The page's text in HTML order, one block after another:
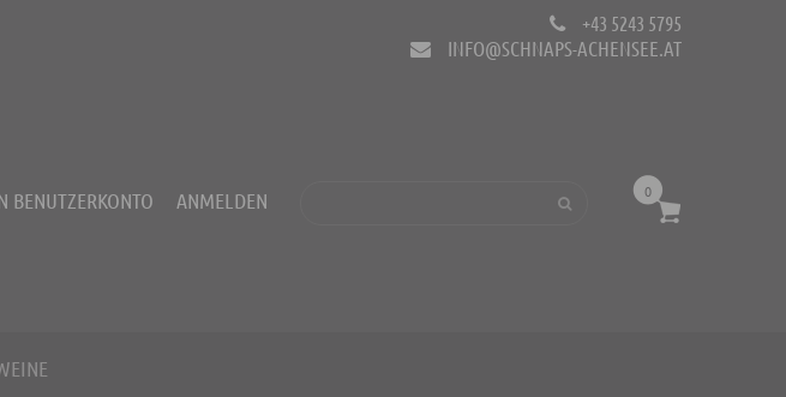
+43 5243 5795
INFO@SCHNAPS-ACHENSEE.AT
0
BENUTZERKONTO ANMELDEN